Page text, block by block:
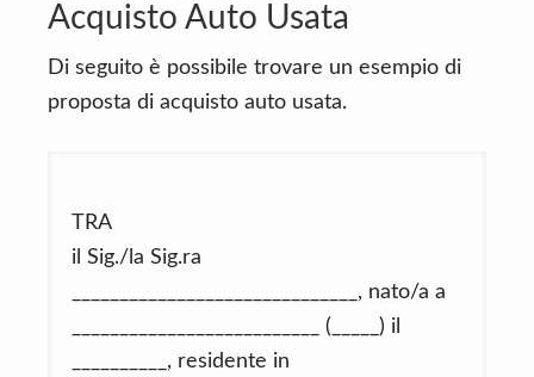
Acquisto Auto Usata
Di seguito è possibile trovare un esempio di
proposta di acquisto auto usata.
TRA
il Sig./la Sig.ra
______________________________, nato/a a
__________________________ (_____) il
__________, residente in